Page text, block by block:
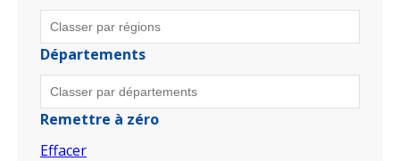
Départements
Remettre à zéro
Effacer